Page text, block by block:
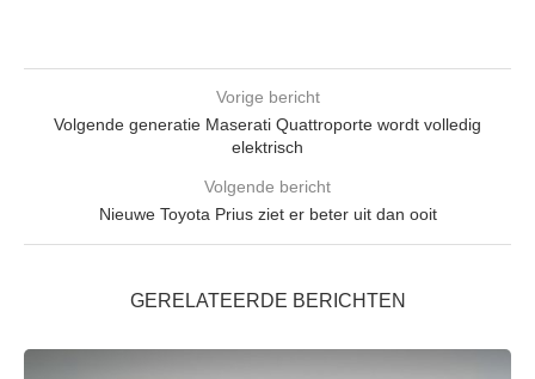
Vorige bericht
Volgende generatie Maserati Quattroporte wordt volledig
elektrisch
Volgende bericht
Nieuwe Toyota Prius ziet er beter uit dan ooit
GERELATEERDE BERICHTEN